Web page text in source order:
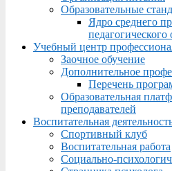
Образовательные
Ядро среднего
педагогического
Учебный центр
Заочное обучение
Дополнительное
Перечень
Образовательная
преподавателей
Воспитательная
Спортивный клуб
Воспитательная работа
Социально-